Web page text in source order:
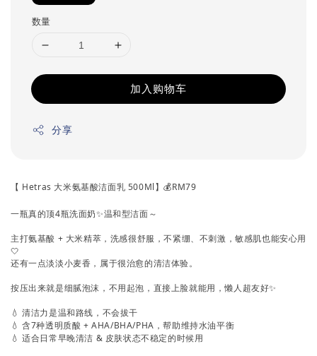
数量
加入购物车
分享
【 Hetras 大米氨基酸洁面乳 500Ml】💰RM79
一瓶真的顶4瓶洗面奶✨温和型洁面～
主打氨基酸 + 大米精萃，洗感很舒服，不紧绷、不刺激，敏感肌也能安心用
🤍
还有一点淡淡小麦香，属于很治愈的清洁体验。
按压出来就是细腻泡沫，不用起泡，直接上脸就能用，懒人超友好✨
💧 清洁力是温和路线，不会拔干
💧 含7种透明质酸 + AHA/BHA/PHA，帮助维持水油平衡
💧 适合日常早晚清洁 & 皮肤状态不稳定的时候用